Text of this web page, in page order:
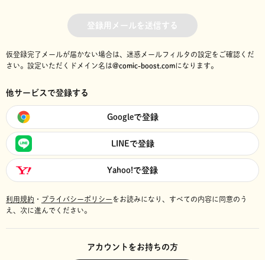
登録用メールを送信する
仮登録完了メールが届かない場合は、迷惑メールフィルタの設定をご確認くだ
さい。 設定いただくドメイン名は@comic-boost.comになります。
他サービスで登録する
Googleで登録
LINEで登録
Yahoo!で登録
利用規約 ・ プライバシーポリシーをお読みになり、 すべての内容に同意のう
え、次に進んでください。
アカウントをお持ちの方